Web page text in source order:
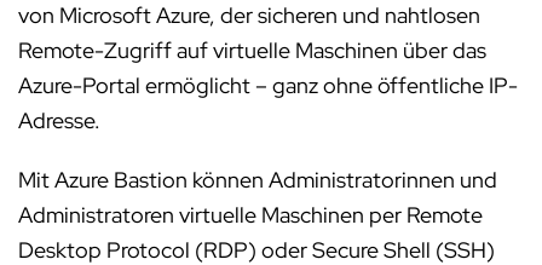
von Microsoft Azure, der sicheren und nahtlosen
Remote-Zugriff auf virtuelle Maschinen über das
Azure-Portal ermöglicht – ganz ohne öffentliche IP-
Adresse.
Mit Azure Bastion können Administratorinnen und
Administratoren virtuelle Maschinen per Remote
Desktop Protocol (RDP) oder Secure Shell (SSH)